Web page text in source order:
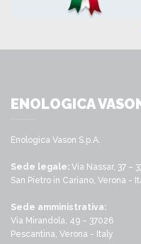
ENOLOGICA
Enologica Vason S.p.A.
Sede legale: Via Nassar, 37 –
San Pietro in Cariano, Verona -
Sede amministrativa:
Via Mirandola, 49 – 37026
Pescantina, Verona - Italy